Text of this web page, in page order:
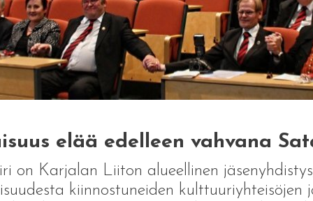
elää edelleen vahvana
on Karjalan Liiton alueellinen
kiinnostuneiden